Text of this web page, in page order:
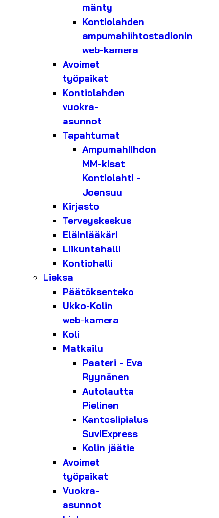
mänty
Kontiolahden
ampumahiihtostadionin
web-kamera
Avoimet
työpaikat
Kontiolahden
vuokra-
asunnot
Tapahtumat
Ampumahiihdon
MM-kisat
Kontiolahti -
Joensuu
Kirjasto
Terveyskeskus
Eläinlääkäri
Liikuntahalli
Kontiohalli
Lieksa
Päätöksenteko
Ukko-Kolin
web-kamera
Koli
Matkailu
Paateri - Eva
Ryynänen
Autolautta
Pielinen
Kantosiipialus
SuviExpress
Kolin jäätie
Avoimet
työpaikat
Vuokra-
asunnot